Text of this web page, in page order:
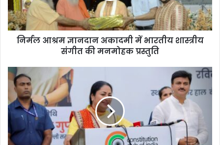
निर्मल आश्रम ज्ञानदान अकादमी में भारतीय शास्त्रीय
संगीत की मनमोहक प्रस्तुति